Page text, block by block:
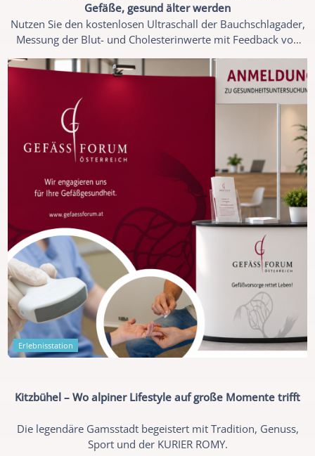
Gefäße, gesund älter werden
Nutzen Sie den kostenlosen Ultraschall der Bauchschlagader,
Messung der Blut- und Cholesterinwerte mit Feedback von
Fachmediziner:innen
Erlebnisstation
Kitzbühel – Wo alpiner Lifestyle auf große Momente trifft
Die legendäre Gamsstadt begeistert mit Tradition, Genuss,
Sport und der KURIER ROMY.